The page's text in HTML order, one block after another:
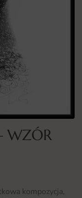
WZÓR
kompozycja,